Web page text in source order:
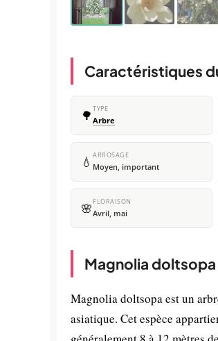
Caractéristiques
🌳 TYPE
Arbre
💧 ARROSAGE
Moyen, important
🌸 FLORAISON
Avril, mai
Magnolia
Magnolia doltsopa est un
asiatique. Cet espèce